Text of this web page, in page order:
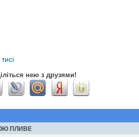
нею з друзями!
ПЛИВЕ